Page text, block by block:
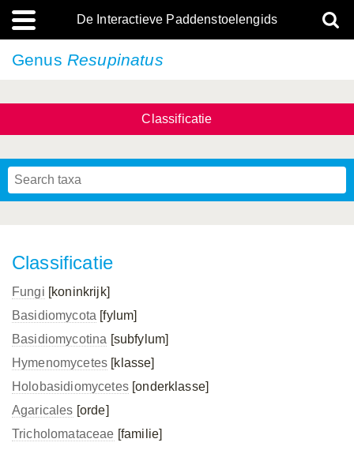
De Interactieve Paddenstoelengids
Genus Resupinatus
Classificatie
Classificatie
Fungi [koninkrijk]
Basidiomycota [fylum]
Basidiomycotina [subfylum]
Hymenomycetes [klasse]
Holobasidiomycetes[onderklasse]
Agaricales [orde]
Tricholomataceae [familie]